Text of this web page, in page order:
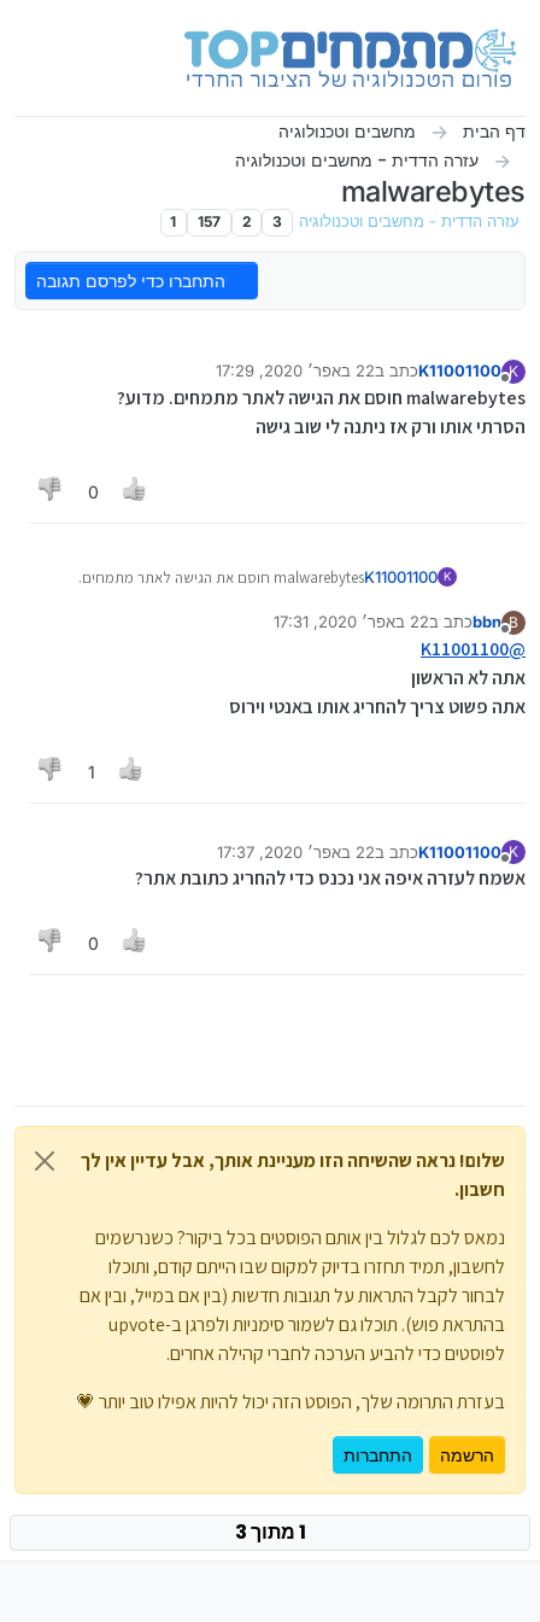
דף הבית
מחשבים וטכנולוגיה
עזרה הדדית - מחשבים וטכנולוגיה
malwarebytes
עזרה הדדית - מחשבים וטכנולוגיה 3
2
157
1
התחברו כדי לפרסם תגובה
K
מנותק
K11001100כתב ב22 באפר׳ 2020, 17:29
נערך לאחרונה על ידי
malwarebytes חוסם את הגישה לאתר מתמחים. מדוע?
הסרתי אותו ורק אז ניתנה לי שוב גישה
0
K
K11001100
malwarebytes חוסם את הגישה לאתר מתמחים.
הסרתי אותו ורק אז ניתנה לי שוב גישה
B
מנותק
bbnכתב ב22 באפר׳ 2020, 17:31
נערך לאחרונה על ידי
@
K11001100
אתה לא הראשון
אתה פשוט צריך להחריג אותו באנטי וירוס
1
K
מנותק
K11001100כתב ב22 באפר׳ 2020, 17:37
נערך לאחרונה על ידי
אשמח לעזרה איפה אני נכנס כדי להחריג כתובת אתר?
0
שלום! נראה שהשיחה הזו מעניינת אותך, אבל עדיין אין לך
חשבון.
נמאס לכם לגלול בין אותם הפוסטים בכל ביקור? כשנרשמים
לחשבון, תמיד תחזרו בדיוק למקום שבו הייתם קודם, ותוכלו
לבחור לקבל התראות על תגובות חדשות (בין אם במייל, ובין אם
בהתראת פוש). תוכלו גם לשמור סימניות ולפרגן ב-upvote
לפוסטים כדי להביע הערכה לחברי קהילה אחרים.
בעזרת התרומה שלך, הפוסט הזה יכול להיות אפילו טוב יותר 💗
הרשמה התחברות
1 מתוך 3